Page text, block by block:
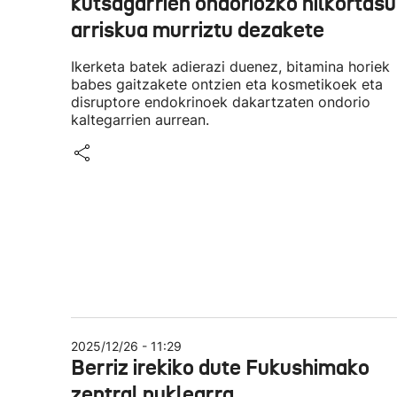
arriskua murriztu dezakete
Ikerketa batek adierazi duenez, bitamina horiek
babes gaitzakete ontzien eta kosmetikoek eta
disruptore endokrinoek dakartzaten ondorio
kaltegarrien aurrean.
2025/12/26 - 11:29
Berriz irekiko dute Fukushimako